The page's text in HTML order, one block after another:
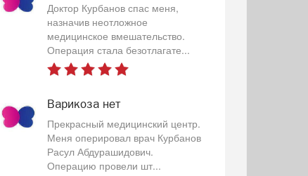
Доктор Курбанов спас меня,
назначив неотложное
медицинское вмешательство.
Операция стала безотлагате...
Варикоза нет
Прекрасный медицинский центр.
Меня оперировал врач Курбанов
Расул Абдурашидович.
Операцию провели шт...